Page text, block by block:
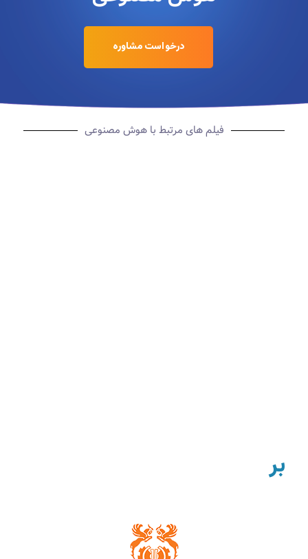
درخواست مشاوره
فیلم های مرتبط با هوش مصنوعی
برخی از مشتریان خدمات